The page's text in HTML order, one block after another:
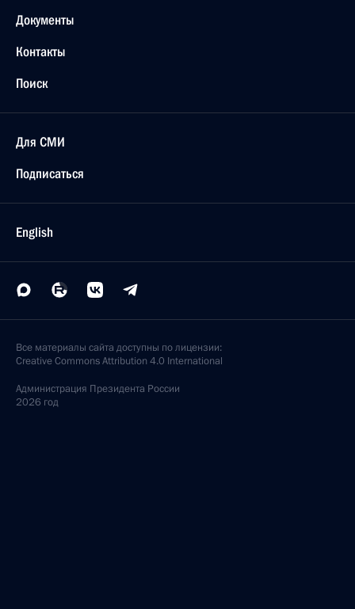
Документы
Контакты
Поиск
Для СМИ
Подписаться
English
Все материалы сайта доступны по лицензии:
Creative Commons Attribution 4.0 International
Администрация Президента России
2026 год